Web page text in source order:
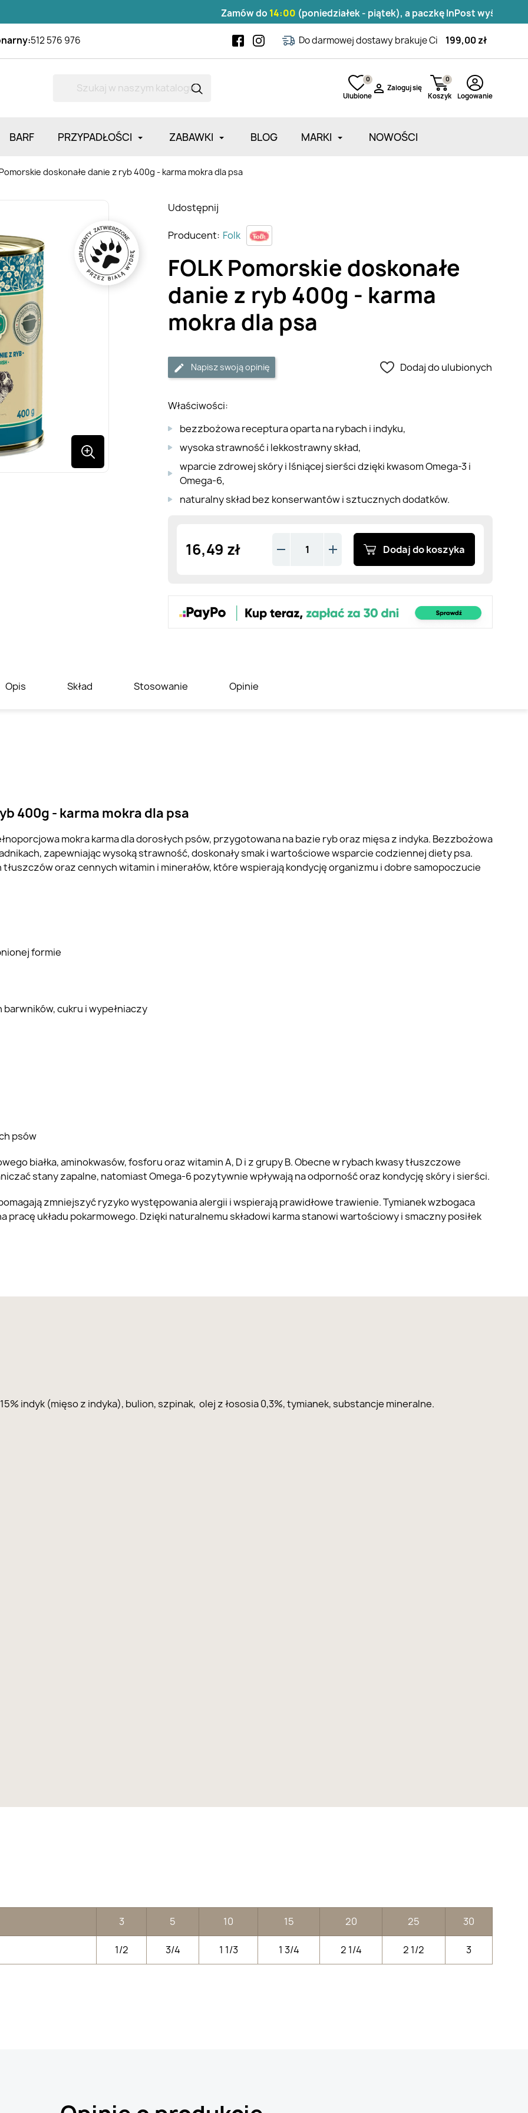
Zamów do14:00(poniedziałek - piątek), a paczkę InPost wyślemy tego
512 576 976 Do darmowej dostawy brakuje Ci 199,00 zł
Ulubione
0
 Zaloguj się
Koszyk
0
Logowanie
BARF PRZYPADŁOŚCI ZABAWKI BLOG MARKI NOWOŚCI
doskonałe danie z ryb 400g - karma mokra dla psa
FOLK Pomorskie doskonałe
danie z ryb 400g - karma
mokra dla psa
Producent: Folk
Napisz swoją opinię Dodaj do ulubionych
Właściwości:
bezzbożowa receptura oparta na rybach i indyku,
wysoka strawność i lekkostrawny skład,
wparcie zdrowej skóry i lśniącej sierści dzięki kwasom Omega-3 i
Omega-6,
naturalny skład bez konserwantów i sztucznych dodatków.
Udostępnij
16,49 zł Dodaj do koszyka
Opis Skład Stosowanie Opinie
400g - karma mokra dla psa
mokra karma dla dorosłych psów, przygotowana na bazie ryb oraz mięsa z indyka. Bezzbożowa
zapewniając wysoką strawność, doskonały smak i wartościowe wsparcie codziennej diety psa.
oraz cennych witamin i minerałów, które wspierają kondycję organizmu i dobre samopoczucie
formie
cukru i wypełniaczy
psów
białka, aminokwasów, fosforu oraz witamin A, D i z grupy B. Obecne w rybach kwasy tłuszczowe
stany zapalne, natomiast Omega-6 pozytywnie wpływają na odporność oraz kondycję skóry i sierści.
zmniejszyć ryzyko występowania alergii i wspierają prawidłowe trawienie. Tymianek wzbogaca
pracę układu pokarmowego. Dzięki naturalnemu składowi karma stanowi wartościowy i smaczny posiłek
indyk (mięso z indyka), bulion, szpinak, olej z łososia 0,3%, tymianek, substancje mineralne.
3 5 10 15 20 25 30
1/2 3/4 1 1/3 1 3/4 2 1/4 2 1/2 3